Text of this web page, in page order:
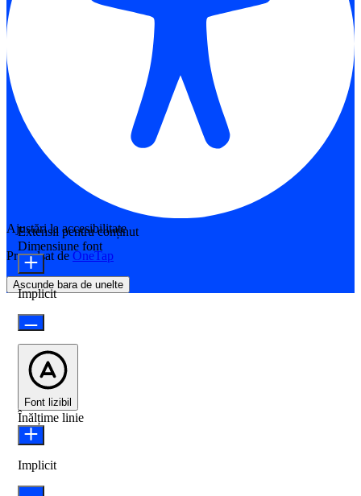
Ajustări la accesibilitate
Propulsat de OneTap
Ascunde bara de unelte
Extensii pentru conținut
Dimensiune font
Implicit
Font lizibil
Înălțime linie
Implicit